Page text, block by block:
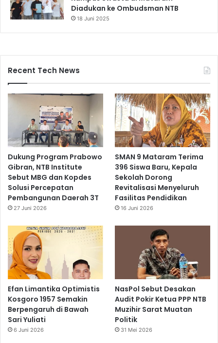
Diadukan ke Ombudsman NTB
18 Juni 2025
Recent Tech News
Dukung Program Prabowo
Gibran, NTB Institute
Sebut MBG dan Kopdes
Solusi Percepatan
Pembangunan Daerah 3T
27 Juni 2026
SMAN 9 Mataram Terima
396 Siswa Baru, Kepala
Sekolah Dorong
Revitalisasi Menyeluruh
Fasilitas Pendidikan
16 Juni 2026
Efan Limantika Optimistis
Kosgoro 1957 Semakin
Berpengaruh di Bawah
Sari Yuliati
6 Juni 2026
NasPol Sebut Desakan
Audit Pokir Ketua PPP NTB
Muzihir Sarat Muatan
Politik
31 Mei 2026